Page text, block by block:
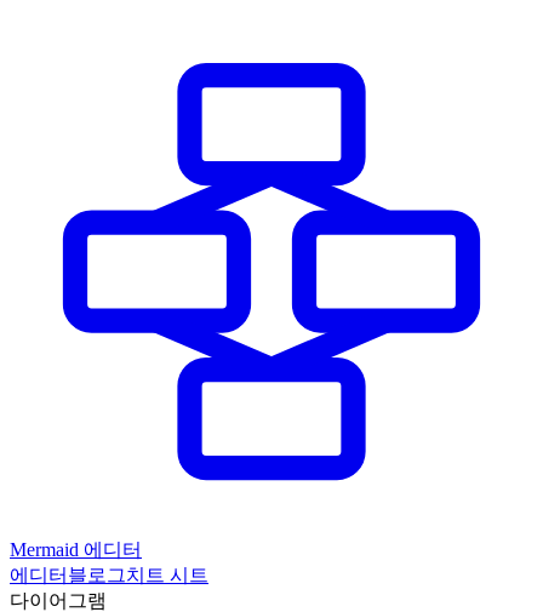
Mermaid 에디터
에디터 블로그치트 시트
다이어그램